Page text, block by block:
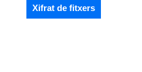
Xifrat de fitxers